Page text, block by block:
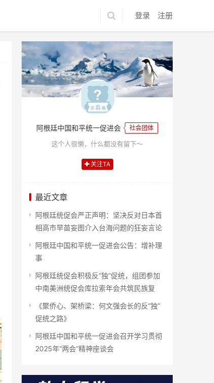
登录 注册
阿根廷中国和平统一促进会 社会团体
这个人很懒，什么都没有留下～
关注TA
最近文章
阿根廷统促会严正声明：坚决反对日本首
相高市早苗妄图介入台海问题的狂妄言论
阿根廷中国和平统一促进会公告：增补理
事
阿根廷统促会积极反“独”促统，组团参加
中南美洲统促会库拉索年会共筑民族复
《聚侨心、架桥梁：何文强会长的反“独”
促统之路》
阿根廷中国和平统一促进会召开学习贯彻
2025年“两会”精神座谈会